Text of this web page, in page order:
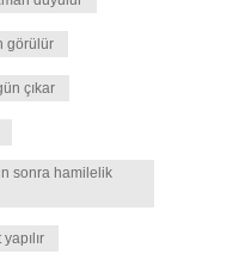
görülür
çıkar
sonra hamilelik